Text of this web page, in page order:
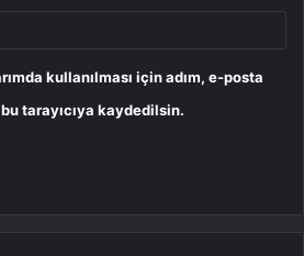
kullanılması için adım, e-posta
tarayıcıya kaydedilsin.